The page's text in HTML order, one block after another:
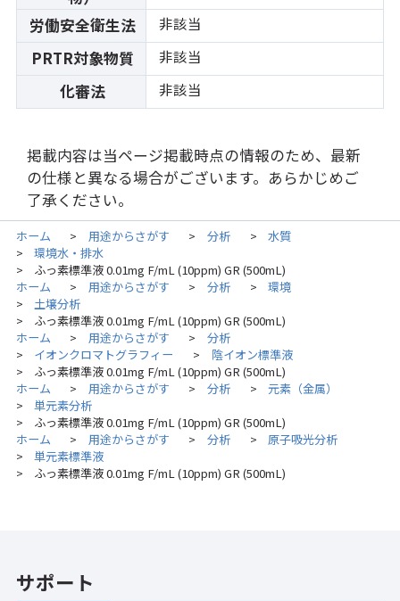
労働安全衛生法
非該当
PRTR対象物質 非該当
化審法 非該当
掲載内容は当ページ掲載時点の情報のため、最新
の仕様と異なる場合がございます。あらかじめご
了承ください。
ホーム > 用途からさがす > 分析 > 水質
> 環境水・排水
>
ふっ素標準液 0.01mg F/mL (10ppm) GR (500mL)
ホーム
> 用途からさがす > 分析 > 環境
> 土壌分析
>
ふっ素標準液 0.01mg F/mL (10ppm) GR (500mL)
ホーム
> 用途からさがす > 分析
> イオンクロマトグラフィー > 陰イオン標準液
>
ふっ素標準液 0.01mg F/mL (10ppm) GR (500mL)
ホーム
> 用途からさがす > 分析 > 元素（金属）
> 単元素分析
>
ふっ素標準液 0.01mg F/mL (10ppm) GR (500mL)
ホーム
> 用途からさがす > 分析 > 原子吸光分析
> 単元素標準液
> ふっ素標準液 0.01mg F/mL (10ppm) GR (500mL)
サポート